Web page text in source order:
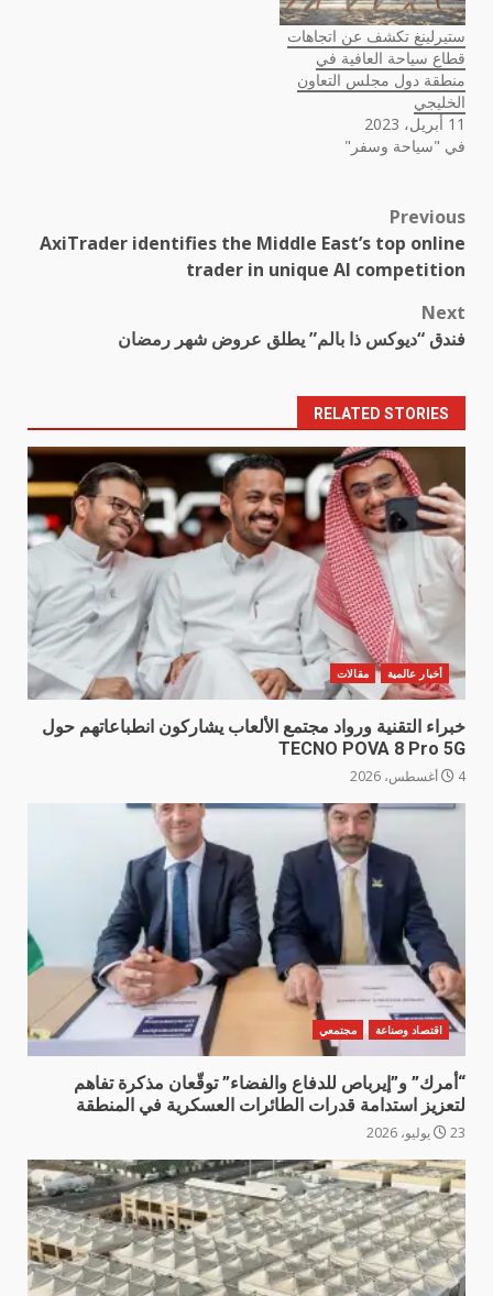
ستيرلينغ تكشف عن اتجاهات
قطاع سياحة العافية في
منطقة دول مجلس التعاون
الخليجي
11 أبريل، 2023
في "سياحة وسفر"
Post
navigation
Previous
AxiTrader identifies the Middle East’s top online
trader in unique AI competition
Next
فندق “ديوكس ذا بالم” يطلق عروض شهر رمضان
RELATED STORIES
أخبار عالمية مقالات
خبراء التقنية ورواد مجتمع الألعاب يشاركون انطباعاتهم حول
TECNO POVA 8 Pro 5G
4 أغسطس، 2026
اقتصاد وصناعة مجتمعي
“أمرك” و”إيرباص للدفاع والفضاء” توقّعان مذكرة تفاهم
لتعزيز استدامة قدرات الطائرات العسكرية في المنطقة
23 يوليو، 2026